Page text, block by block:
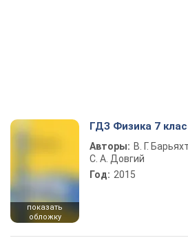
показать
обложку
ГДЗ Физика 7
Авторы: В. Г.
С. А. Довгий
Год: 2015